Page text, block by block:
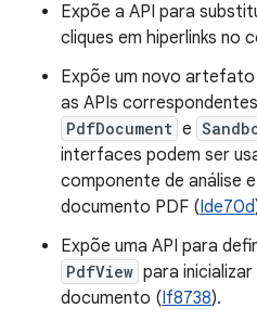
Expõe a API para
cliques em hiperlinks no
Expõe um novo
as APIs
PdfDocument e
interfaces podem ser
componente de análise
documento PDF (Ide70d
Expõe uma API para
PdfView para
documento (If8738).